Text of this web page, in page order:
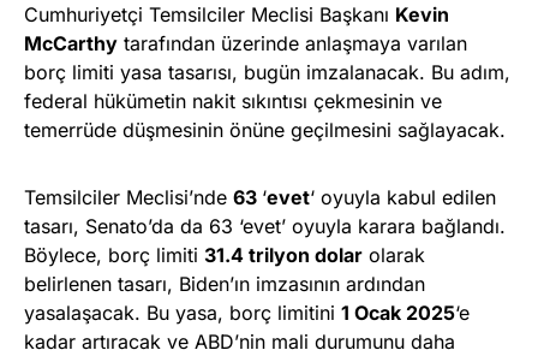
Cumhuriyetçi Temsilciler Meclisi Başkanı Kevin
McCarthy tarafından üzerinde anlaşmaya varılan
borç limiti yasa tasarısı, bugün imzalanacak. Bu adım,
federal hükümetin nakit sıkıntısı çekmesinin ve
temerrüde düşmesinin önüne geçilmesini sağlayacak.
Temsilciler Meclisi’nde 63 ‘evet‘ oyuyla kabul edilen
tasarı, Senato’da da 63 ‘evet’ oyuyla karara bağlandı.
Böylece, borç limiti 31.4 trilyon dolar olarak
belirlenen tasarı, Biden’ın imzasının ardından
yasalaşacak. Bu yasa, borç limitini 1 Ocak 2025‘e
kadar artıracak ve ABD’nin mali durumunu daha